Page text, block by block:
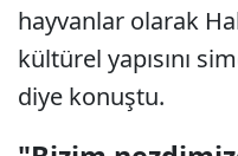
hayvanlar olarak
kültürel yapısını
diye konuştu.